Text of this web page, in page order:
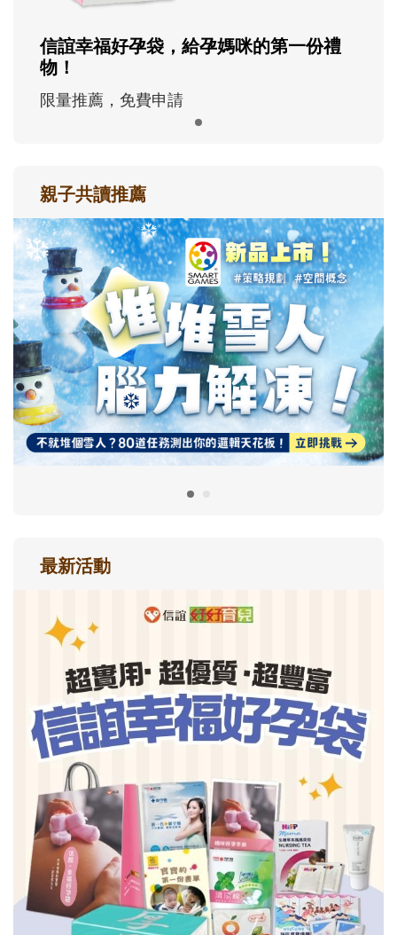
信誼幸福好孕袋，給孕媽咪的第一份禮
物！
限量推薦，免費申請
親子共讀推薦
最新活動